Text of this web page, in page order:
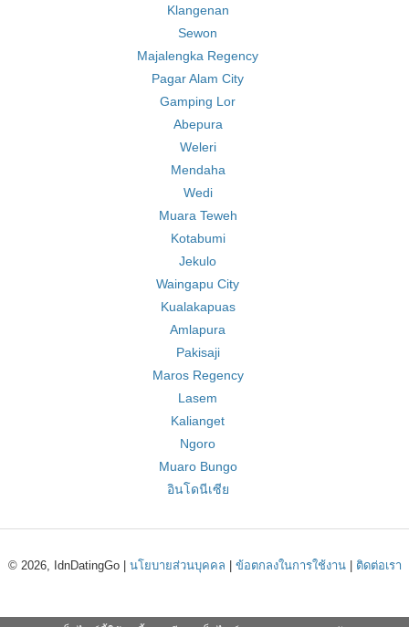
Klangenan
Sewon
Majalengka Regency
Pagar Alam City
Gamping Lor
Abepura
Weleri
Mendaha
Wedi
Muara Teweh
Kotabumi
Jekulo
Waingapu City
Kualakapuas
Amlapura
Pakisaji
Maros Regency
Lasem
Kalianget
Ngoro
Muaro Bungo
อินโดนีเซีย
© 2026, IdnDatingGo | นโยบายส่วนบุคคล ข้อตกลงในการใช้งาน| ติดต่อเรา